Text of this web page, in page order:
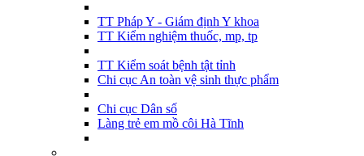
TT Pháp Y - Giám định Y khoa
TT Kiểm nghiệm thuốc, mp, tp
TT Kiểm soát bệnh tật tỉnh
Chi cục An toàn vệ sinh thực phẩm
Chi cục Dân số
Làng trẻ em mồ côi Hà Tĩnh